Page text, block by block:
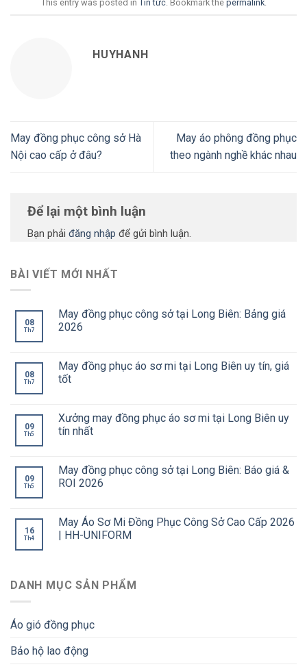
This entry was posted in Tin tức. Bookmark the permalink.
HUYHANH
May đồng phục công sở Hà
Nội cao cấp ở đâu?
May áo phông đồng phục
theo ngành nghề khác nhau
Để lại một bình luận
Bạn phải đăng nhập để gửi bình luận.
BÀI VIẾT MỚI NHẤT
08
Th7
May đồng phục công sở tại Long Biên: Bảng giá
2026
08
Th7
May đồng phục áo sơ mi tại Long Biên uy tín, giá
tốt
09
Th5
Xưởng may đồng phục áo sơ mi tại Long Biên uy
tín nhất
09
Th5
May đồng phục công sở tại Long Biên: Báo giá &
ROI 2026
16
Th4
May Áo Sơ Mi Đồng Phục Công Sở Cao Cấp 2026
| HH-UNIFORM
DANH MỤC SẢN PHẨM
Áo gió đồng phục
Bảo hộ lao động